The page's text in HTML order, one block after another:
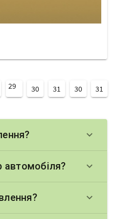
29 30 31 30 31
keyboard_arrow_down
автомобіля? keyboard_arrow_down
keyboard_arrow_down